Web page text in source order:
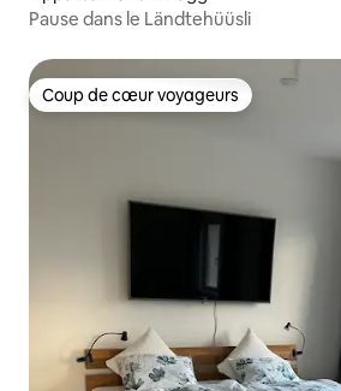
Pause dans le Ländtehüüsli
Coup de cœur voyageurs
Coup de cœur voyageurs